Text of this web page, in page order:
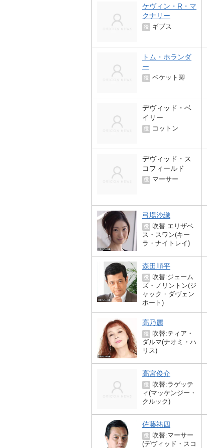
ケヴィン・R・マ
クナリー
役 ギブス
トム・ホランダ
ー
役 ベケット卿
デヴィッド・ベ
イリー
役 コットン
デヴィッド・ス
コフィールド
役 マーサー
弓場沙織
役
吹替:エリザベ
ス・スワン(キー
ラ・ナイトレイ)
森田順平
役
吹替:ジェーム
ズ・ノリントン(ジ
ャック・ダヴェン
ポート)
高乃麗
役
吹替:ティア・
ダルマ(ナオミ・ハ
リス)
高宮俊介
役
吹替:ラゲッテ
ィ(マッケンジー・
クルック)
佐藤祐四
役
吹替:マーサー
(デヴィッド・スコ